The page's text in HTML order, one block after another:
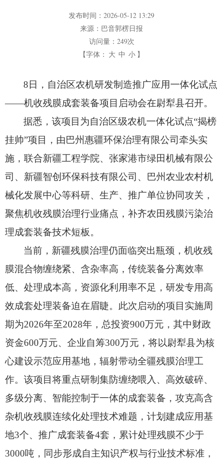
发布时间： 2026-05-12 13:29
来源： 巴音郭楞日报
访问量： 249次
【字体： 大 中 小 】
8日， 自治区农机研发制造推广应用一体化试点
——机收残膜成套装备项目启动会在尉犁县召开。
据悉，该项目为自治区级农机一体化试点“揭榜
挂帅”项目， 由巴州惠疆环保治理有限公司牵头实
施， 联合新疆工程学院、 张家港市绿田机械有限公
司、 新疆智创环保科技有限公司、
巴州农业农村机
械化发展中心等科研、 生产、 推广单位协同攻关，
聚焦机收残膜治理行业痛点， 补齐农田残膜污染治
理成套装备技术短板。
当前， 新疆残膜治理仍面临突出瓶颈，机收残
膜混合物缠绕紧、 含杂率高， 传统装备分离效率
低、 处理成本高， 资源化利用率不足， 研发专用高
效成套处理装备迫在眉睫。 此次启动的项目实施周
期为2026年至2028年， 总投资900万元， 其中财政
资金600万元、 企业自筹300万元， 将以尉犁县为核
心建设示范应用基地， 辐射带动全疆残膜治理工
作。 该项目将重点研制集防缠绕喂入、 高效破碎、
多级分离、 智能控制于一体的成套装备， 攻克高含
杂机收残膜连续化处理技术难题， 计划建成应用基
地3个、 推广成套装备4套， 累计处理残膜不少于
3000吨， 同步形成自主知识产权与行业技术标准，